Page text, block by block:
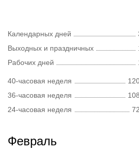
Календарных дней
Выходных и праздничных
Рабочих дней
40-часовая неделя
36-часовая неделя
24-часовая неделя
Февраль